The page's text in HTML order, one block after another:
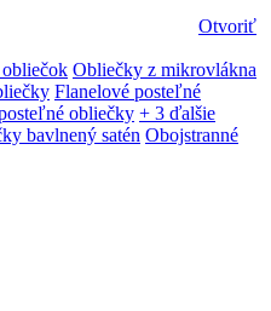
Otvoriť
Obliečky z mikrovlákna
Flanelové posteľné
obliečky + 3 ďalšie
bavlnený satén Obojstranné